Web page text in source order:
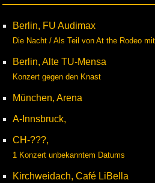
Berlin, FU Audimax
Die Nacht / Als Teil von At the Rodeo
Berlin, Alte TU-Mensa
Konzert gegen den Knast
München, Arena
A-Innsbruck,
CH-???,
1 Konzert unbekanntem Datums
Kirchweidach, Café LiBella